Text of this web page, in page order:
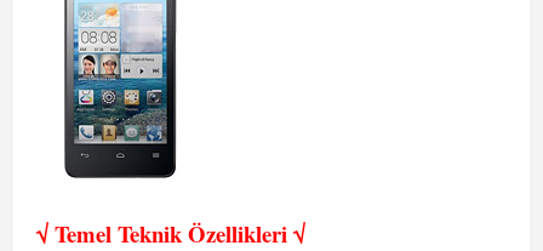
√ Temel Teknik Özellikleri √